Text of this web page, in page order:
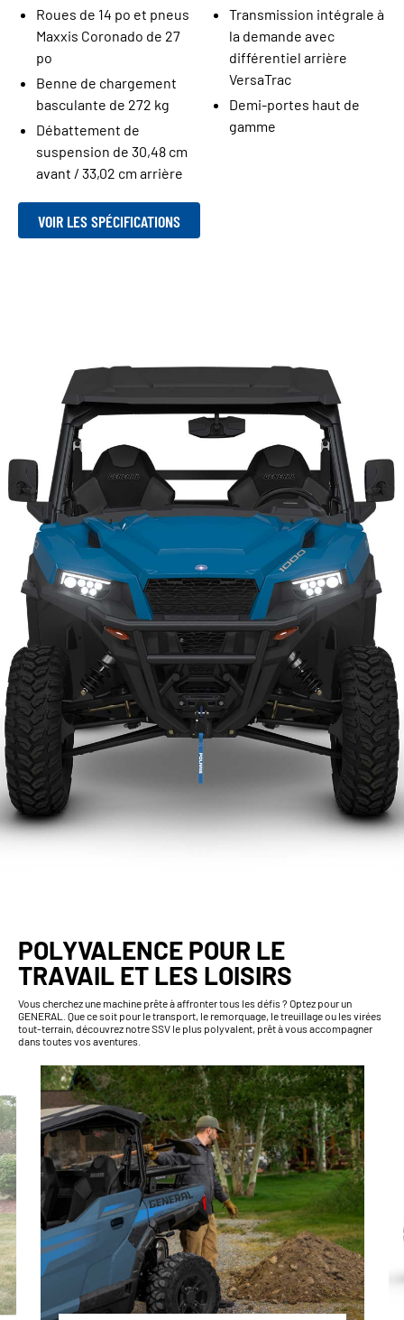
Roues de 14 po et pneus
Maxxis Coronado de 27
po
Benne de chargement
basculante de 272 kg
Débattement de
suspension de 30,48 cm
avant / 33,02 cm arrière
Transmission intégrale à
la demande avec
différentiel arrière
VersaTrac
Demi-portes haut de
gamme
VOIR LES SPÉCIFICATIONS
POLYVALENCE POUR LE
TRAVAIL ET LES LOISIRS
Vous cherchez une machine prête à affronter tous les défis ? Optez pour un
GENERAL. Que ce soit pour le transport, le remorquage, le treuillage ou les virées
tout-terrain, découvrez notre SSV le plus polyvalent, prêt à vous accompagner
dans toutes vos aventures.